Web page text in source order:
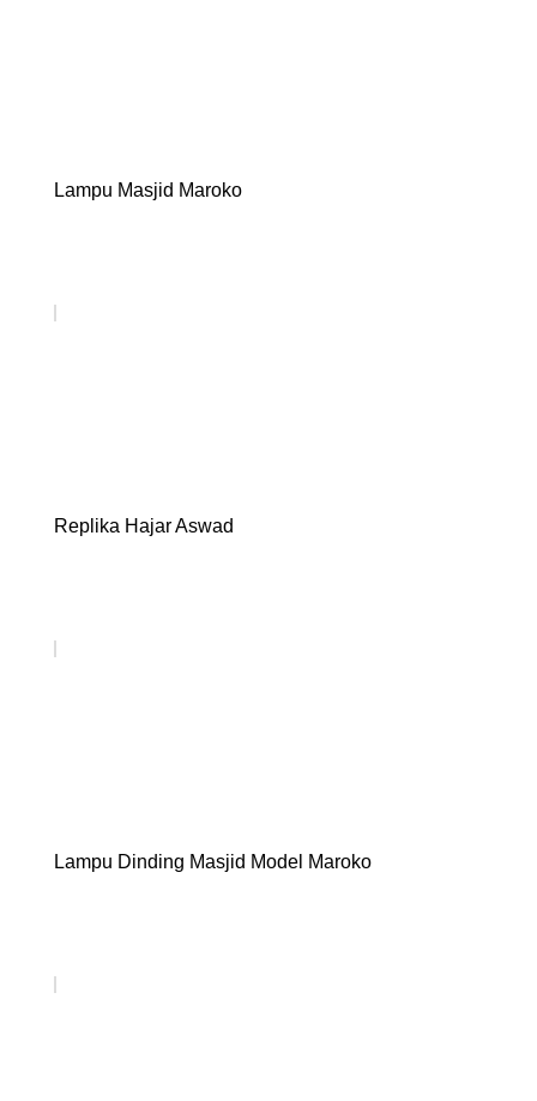
Lampu Masjid Maroko
Replika Hajar Aswad
Lampu Dinding Masjid Model Maroko